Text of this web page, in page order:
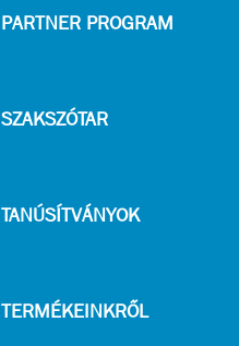
PARTNER PROGRAM
SZAKSZÓTAR
TANÚSÍTVÁNYOK
TERMÉKEINKRŐL